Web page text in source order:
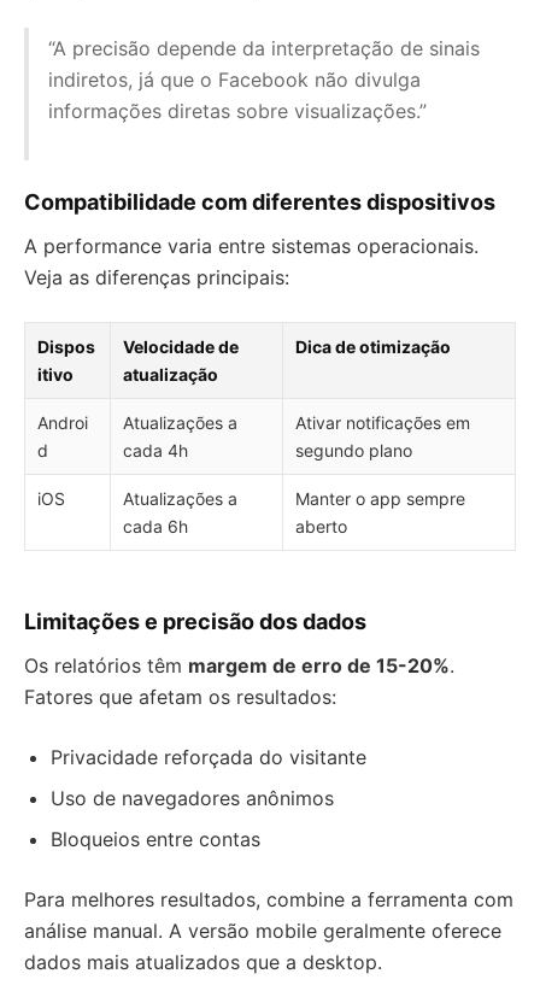
“A precisão depende da interpretação de sinais
indiretos, já que o Facebook não divulga
informações diretas sobre visualizações.”
Compatibilidade com diferentes dispositivos
A performance varia entre sistemas operacionais.
Veja as diferenças principais:
Dispos
itivo
Velocidade de
atualização
Dica de otimização
Androi
d
Atualizações a
cada 4h
Ativar notificações em
segundo plano
iOS
Atualizações a
cada 6h
Manter o app sempre
aberto
Limitações e precisão dos dados
Os relatórios têm margem de erro de 15-20%.
Fatores que afetam os resultados:
Privacidade reforçada do visitante
Uso de navegadores anônimos
Bloqueios entre contas
Para melhores resultados, combine a ferramenta com
análise manual. A versão mobile geralmente oferece
dados mais atualizados que a desktop.